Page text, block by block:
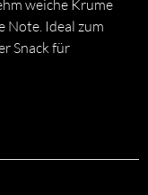
weiche Krume
Note. Ideal zum
Snack für